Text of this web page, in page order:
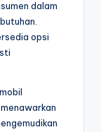
dalam
opsi